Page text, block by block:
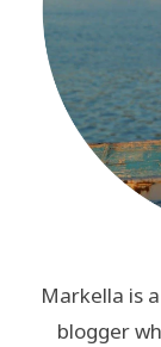
Markella is
blogger